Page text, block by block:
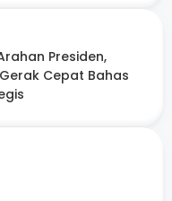
Presiden,
Cepat Bahas